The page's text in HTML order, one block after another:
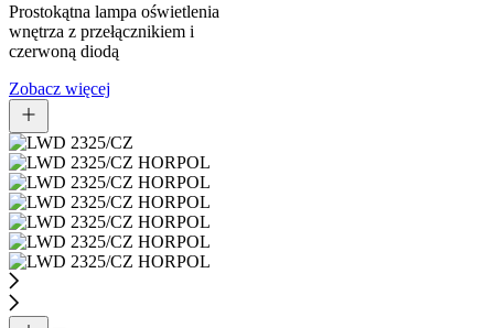
Prostokątna lampa oświetlenia
wnętrza z przełącznikiem i
czerwoną diodą
Zobacz więcej